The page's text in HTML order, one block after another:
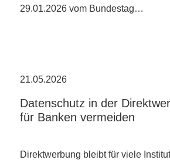
29.01.2026 vom Bundestag…
21.05.2026
Datenschutz in der
für Banken vermeiden
Direktwerbung bleibt für viele